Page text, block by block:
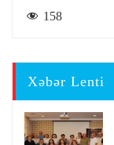
158
Xəbər Lenti